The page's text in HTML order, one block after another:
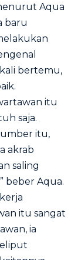
Aqua
baru
bertemu,
itu
saja.
itu,
akrab
saling
beber Aqua.
itu sangat
ia